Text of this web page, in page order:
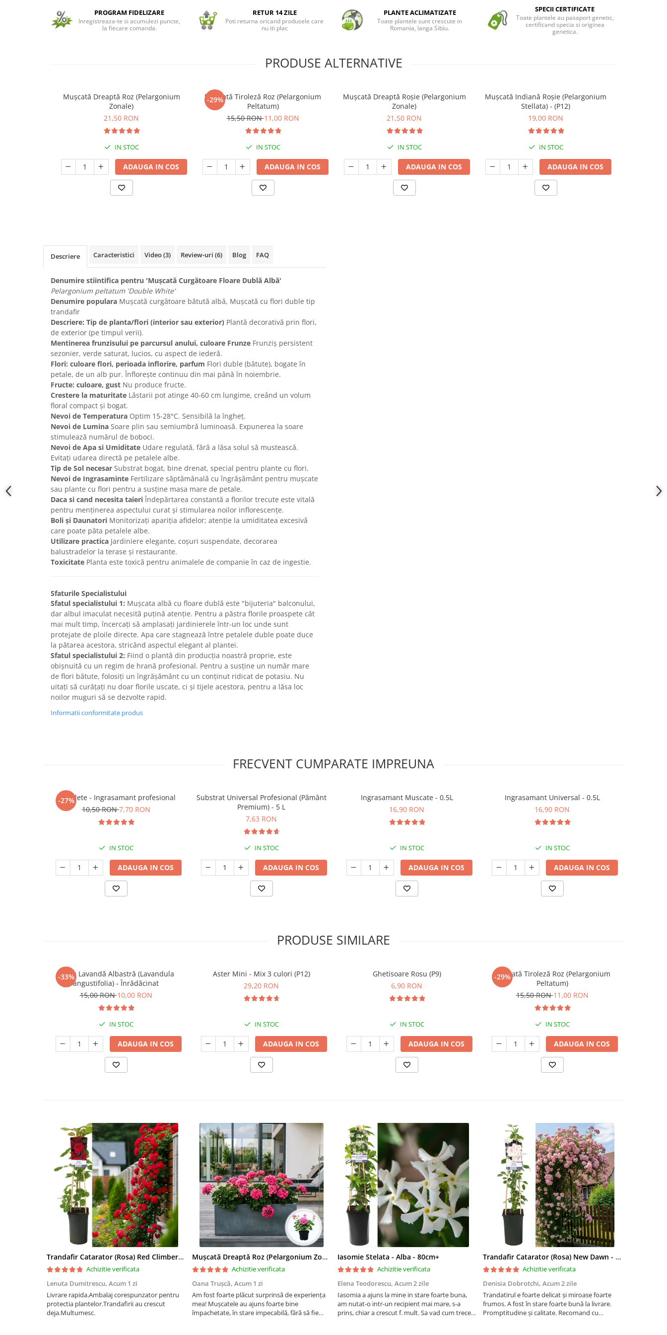
Seminte de Ierburi
Seminte de Legume/Fructe
PROGRAM FIDELIZARE
Inregistreaza-te si acumulezi puncte,
la fiecare comanda.
RETUR 14 ZILE
Poti returna oricand produsele care
nu iti plac
PLANTE ACLIMATIZATE
Toate plantele sunt crescute in
Romania, langa Sibiu.
SPECII CERTIFICATE
Toate plantele au pasaport genetic,
certificand specia si originea
genetica.
PRODUSE ALTERNATIVE
Mușcată Dreaptă Roz (Pelargonium
Zonale)
21,50 RON
IN STOC
ADAUGA IN COS
-29%
Mușcată Tiroleză Roz (Pelargonium
Peltatum)
15,50 RON11,00 RON
IN STOC
ADAUGA IN COS
Mușcată Dreaptă Roșie (Pelargonium
Zonale)
21,50 RON
IN STOC
ADAUGA IN COS
Mușcată Indiană Roșie (Pelargonium
Stellata) - (P12)
19,00 RON
IN STOC
ADAUGA IN COS
Descriere Caracteristici Video(3) Review-uri (6) Blog FAQ
Denumire stiintifica pentru 'Mușcată Curgătoare Floare Dublă Albă'
Pelargonium peltatum 'Double White'
Denumire populara Mușcată curgătoare bătută albă, Mușcată cu flori duble tip
trandafir
Descriere: Tip de planta/flori (interior sau exterior) Plantă decorativă prin flori,
de exterior (pe timpul verii).
Mentinerea frunzisului pe parcursul anului, culoare Frunze Frunziș persistent
sezonier, verde saturat, lucios, cu aspect de iederă.
Flori: culoare flori, perioada inflorire, parfum Flori duble (bătute), bogate în
petale, de un alb pur. Înflorește continuu din mai până în noiembrie.
Fructe: culoare, gust Nu produce fructe.
Crestere la maturitate Lăstarii pot atinge 40-60 cm lungime, creând un volum
floral compact și bogat.
Nevoi de Temperatura Optim 15-28°C. Sensibilă la îngheț.
Nevoi de Lumina Soare plin sau semiumbră luminoasă. Expunerea la soare
stimulează numărul de boboci.
Nevoi de Apa si Umiditate Udare regulată, fără a lăsa solul să mustească.
Evitați udarea directă pe petalele albe.
Tip de Sol necesar Substrat bogat, bine drenat, special pentru plante cu flori.
Nevoi de Ingrasaminte Fertilizare săptămânală cu îngrășământ pentru mușcate
sau plante cu flori pentru a susține masa mare de petale.
Daca si cand necesita taieri Îndepărtarea constantă a florilor trecute este vitală
pentru menținerea aspectului curat și stimularea noilor inflorescențe.
Boli și Daunatori Monitorizați apariția afidelor; atenție la umiditatea excesivă
care poate păta petalele albe.
Utilizare practica Jardiniere elegante, coșuri suspendate, decorarea
balustradelor la terase și restaurante.
Toxicitate Planta este toxică pentru animalele de companie în caz de ingestie.
Sfaturile Specialistului
Sfatul specialistului 1: Mușcata albă cu floare dublă este "bijuteria" balconului,
dar albul imaculat necesită puțină atenție. Pentru a păstra florile proaspete cât
mai mult timp, încercați să amplasați jardinierele într-un loc unde sunt
protejate de ploile directe. Apa care stagnează între petalele duble poate duce
la pătarea acestora, stricând aspectul elegant al plantei.
Sfatul specialistului 2: Fiind o plantă din producția noastră proprie, este
obișnuită cu un regim de hrană profesional. Pentru a susține un număr mare
de flori bătute, folosiți un îngrășământ cu un conținut ridicat de potasiu. Nu
uitați să curățați nu doar florile uscate, ci și tijele acestora, pentru a lăsa loc
noilor muguri să se dezvolte rapid.
Informatii conformitate produs
FRECVENT CUMPARATE IMPREUNA
-27%
5 Tablete - Ingrasamant profesional
10,50 RON7,70 RON
IN STOC
ADAUGA IN COS
Substrat Universal Profesional (Pământ
Premium) - 5 L
7,63 RON
IN STOC
ADAUGA IN COS
Ingrasamant Muscate - 0.5L
16,90 RON
IN STOC
ADAUGA IN COS
Ingrasamant Universal - 0.5L
16,90 RON
IN STOC
ADAUGA IN COS
PRODUSE SIMILARE
-33%
Butaș Lavandă Albastră (Lavandula
angustifolia) - Înrădăcinat
15,00 RON10,00 RON
IN STOC
ADAUGA IN COS
Aster Mini - Mix 3 culori (P12)
29,20 RON
IN STOC
ADAUGA IN COS
Ghetisoare Rosu (P9)
6,90 RON
IN STOC
ADAUGA IN COS
-29%
Mușcată Tiroleză Roz (Pelargonium
Peltatum)
15,50 RON11,00 RON
IN STOC
ADAUGA IN COS
Trandafir Catarator (Rosa) Red Climber - 75cm
Achizitie verificata
Lenuta Dumitrescu, Acum 1 zi
Livrare rapida.Ambalaj corespunzator pentru
protectia plantelor.Trandafirii au crescut
deja.Multumesc.
Mușcată Dreaptă Roz (Pelargonium Zonale)
Achizitie verificata
Oana Trușcă, Acum 1 zi
Am fost foarte plăcut surprinsă de experiența
mea! Mușcatele au ajuns foarte bine
împachetate, în stare impecabilă, fără să fie
Iasomie Stelata - Alba - 80cm+
Achizitie verificata
Elena Teodorescu, Acum 2 zile
Iasomia a ajuns la mine in stare foarte buna,
am nutat-o intr-un recipient mai mare, s-a
prins, chiar a crescut f. mult. Sa vad cum trece
Trandafir Catarator (Rosa) New Dawn - 75cm
Achizitie verificata
Denisia Dobrotchi, Acum 2 zile
Trandatirul e foarte delicat și miroase foarte
frumos. A fost în stare foarte bună la livrare.
Promptitudine și calitate. Recomand cu